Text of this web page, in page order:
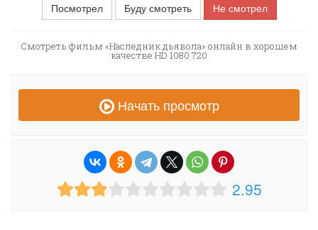
Посмотрел
Буду смотреть Не смотрел
Смотреть фильм «Наследник дьявола» онлайн в хорошем
качестве HD 1080 720
Начать просмотр
2.95